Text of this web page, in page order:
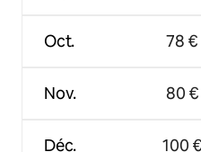
Oct.
Nov.
Déc.
78 €
80 €
100 €